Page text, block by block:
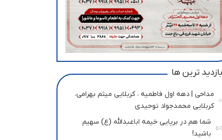
ترین ها
مداحی | دهه اول فاطمیه ، کربلایی میثم بهرامی،
کربلایی محمدجواد توحیدی
شما هم در برپایی خیمه اباعبدالله (ع) سهیم
باشید!